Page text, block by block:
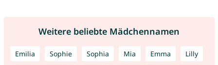
Weitere beliebte Mädchennamen
Emilia Sophie Sophia Mia Emma Lilly